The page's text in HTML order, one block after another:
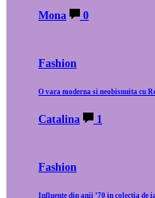
Mona 0
Fashion
O vara moderna si neobisnuita cu
Catalina 1
Fashion
Influente din anii ’70 in colectia de